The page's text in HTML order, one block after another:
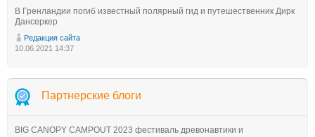
В Гренландии погиб известный полярный гид и путешественник Дирк
Дансеркер
Редакция сайта
10.06.2021 14:37
Партнерские блоги
BIG CANOPY CAMPOUT 2023 фестиваль древонавтики и